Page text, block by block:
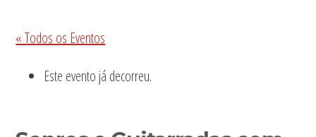
« Todos os Eventos
Este evento já decorreu.
Sidebar